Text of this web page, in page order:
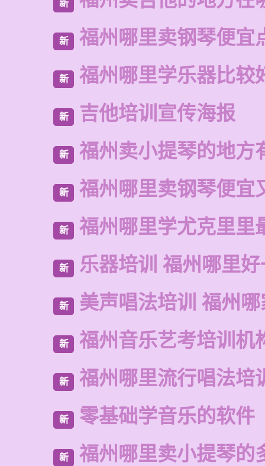
新
新 福州哪里卖钢琴便宜
新 福州哪里学乐器比较
新 吉他培训宣传海报
新 福州卖小提琴的地方
新 福州哪里卖钢琴便宜
新 福州哪里学尤克里里
新 乐器培训 福州哪里
新 美声唱法培训 福州
新 福州音乐艺考培训机
新 福州哪里流行唱法培
新 零基础学音乐的软件
新 福州哪里卖小提琴的